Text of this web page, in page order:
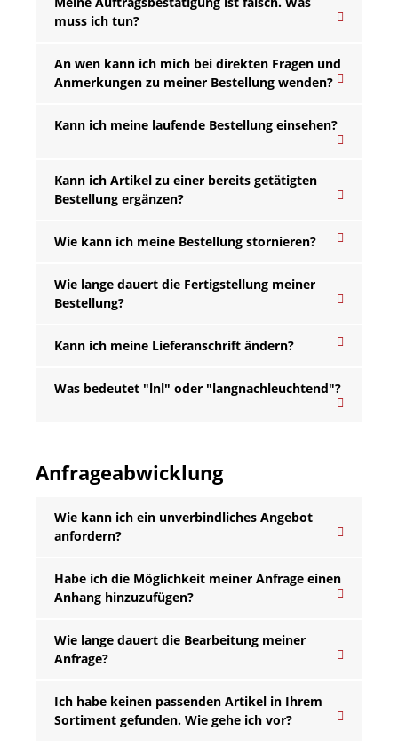
muss ich tun?
An wen kann ich mich bei direkten Fragen und
Anmerkungen zu meiner Bestellung wenden?
Kann ich meine laufende Bestellung einsehen?
Kann ich Artikel zu einer bereits getätigten
Bestellung ergänzen?
Wie kann ich meine Bestellung stornieren?
Wie lange dauert die Fertigstellung meiner
Bestellung?
Kann ich meine Lieferanschrift ändern?
Was bedeutet "lnl" oder "langnachleuchtend"?
Anfrageabwicklung
Wie kann ich ein unverbindliches Angebot
anfordern?
Habe ich die Möglichkeit meiner Anfrage einen
Anhang hinzuzufügen?
Wie lange dauert die Bearbeitung meiner
Anfrage?
Ich habe keinen passenden Artikel in Ihrem
Sortiment gefunden. Wie gehe ich vor?